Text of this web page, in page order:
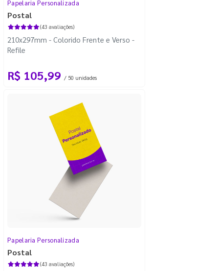
Papelaria Personalizada
Postal
(43 avaliações)
210x297mm - Colorido Frente e Verso -
Refile
R$ 105,99 / 50 unidades
Papelaria Personalizada
Postal
(43 avaliações)